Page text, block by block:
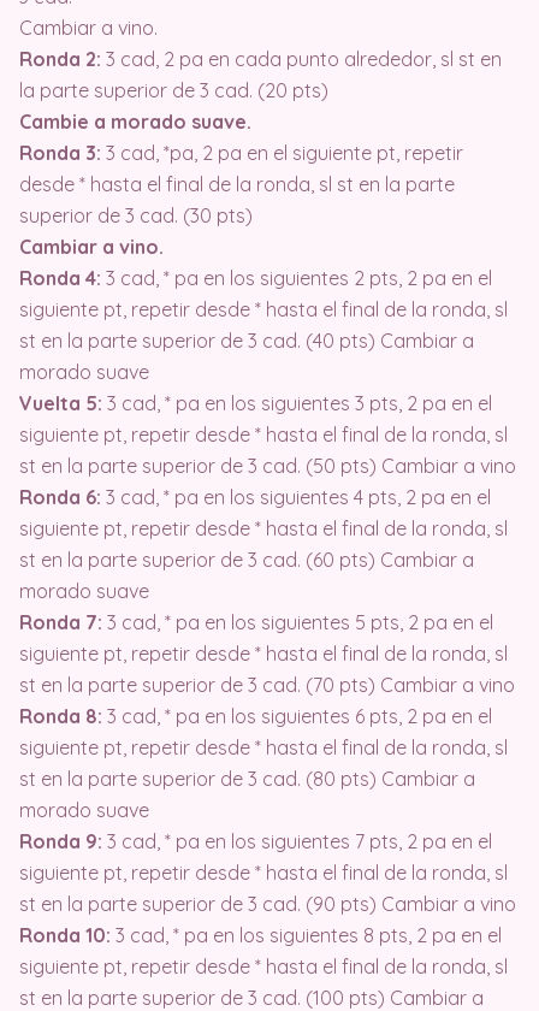
Cambiar a vino.
Ronda 2: 3 cad, 2 pa en cada punto alrededor, sl st en
la parte superior de 3 cad. (20 pts)
Cambie a morado suave.
Ronda 3: 3 cad, *pa, 2 pa en el siguiente pt, repetir
desde * hasta el final de la ronda, sl st en la parte
superior de 3 cad. (30 pts)
Cambiar a vino.
Ronda 4: 3 cad, * pa en los siguientes 2 pts, 2 pa en el
siguiente pt, repetir desde * hasta el final de la ronda, sl
st en la parte superior de 3 cad. (40 pts) Cambiar a
morado suave
Vuelta 5: 3 cad, * pa en los siguientes 3 pts, 2 pa en el
siguiente pt, repetir desde * hasta el final de la ronda, sl
st en la parte superior de 3 cad. (50 pts) Cambiar a vino
Ronda 6: 3 cad, * pa en los siguientes 4 pts, 2 pa en el
siguiente pt, repetir desde * hasta el final de la ronda, sl
st en la parte superior de 3 cad. (60 pts) Cambiar a
morado suave
Ronda 7: 3 cad, * pa en los siguientes 5 pts, 2 pa en el
siguiente pt, repetir desde * hasta el final de la ronda, sl
st en la parte superior de 3 cad. (70 pts) Cambiar a vino
Ronda 8: 3 cad, * pa en los siguientes 6 pts, 2 pa en el
siguiente pt, repetir desde * hasta el final de la ronda, sl
st en la parte superior de 3 cad. (80 pts) Cambiar a
morado suave
Ronda 9: 3 cad, * pa en los siguientes 7 pts, 2 pa en el
siguiente pt, repetir desde * hasta el final de la ronda, sl
st en la parte superior de 3 cad. (90 pts) Cambiar a vino
Ronda 10: 3 cad, * pa en los siguientes 8 pts, 2 pa en el
siguiente pt, repetir desde * hasta el final de la ronda, sl
st en la parte superior de 3 cad. (100 pts) Cambiar a